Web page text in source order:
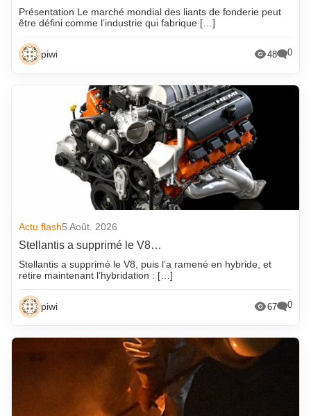
Présentation Le marché mondial des liants de fonderie peut
être défini comme l’industrie qui fabrique […]
piwi 48 0
Actu flash5 Août. 2026
Stellantis a supprimé le V8…
Stellantis a supprimé le V8, puis l’a ramené en hybride, et
retire maintenant l’hybridation : […]
piwi 67 0